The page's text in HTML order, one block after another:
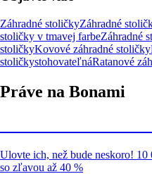
Záhradné stoličkyZáhradné
stoličky v tmavej farbeZáhradné
stoličkyKovové záhradné stoličky
stoličkystohovateľnáRatanové
Práve na Bonami
Ulovte ich, než bude neskoro!
so zľavou až 40 %